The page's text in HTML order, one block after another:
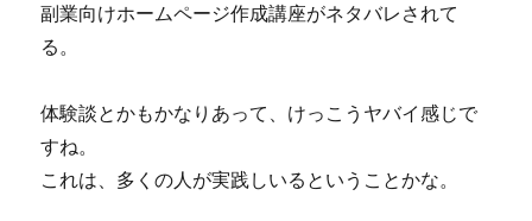
副業向けホームページ作成講座がネタバレされて
る。
体験談とかもかなりあって、けっこうヤバイ感じで
すね。
これは、多くの人が実践しいるということかな。